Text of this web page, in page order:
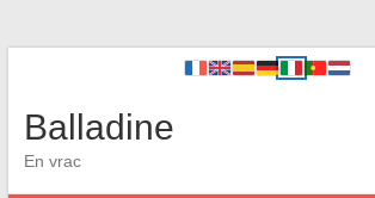
Balladine
En vrac